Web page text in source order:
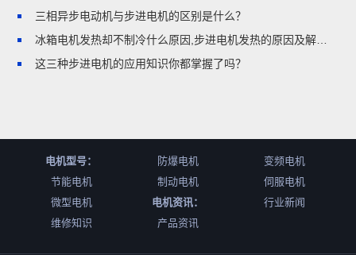
三相异步电动机与步进电机的区别是什么？
这三种步进电机的应用知识你都掌握了吗？
电机型号： 防爆电机
变频电机
节能电机
制动电机
伺服电机
微型电机
电机资讯：
行业新闻
维修知识
产品资讯